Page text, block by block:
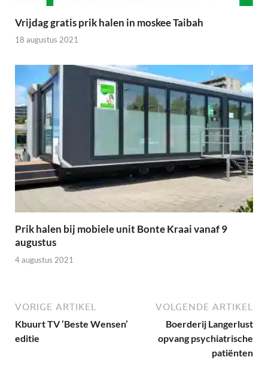
Vrijdag gratis prik halen in moskee Taibah
18 augustus 2021
Prik halen bij mobiele unit Bonte Kraai vanaf 9
augustus
4 augustus 2021
VORIGE ARTIKEL
Kbuurt TV ‘Beste Wensen’
editie
VOLGENDE ARTIKEL
Boerderij Langerlust
opvang psychiatrische
patiënten